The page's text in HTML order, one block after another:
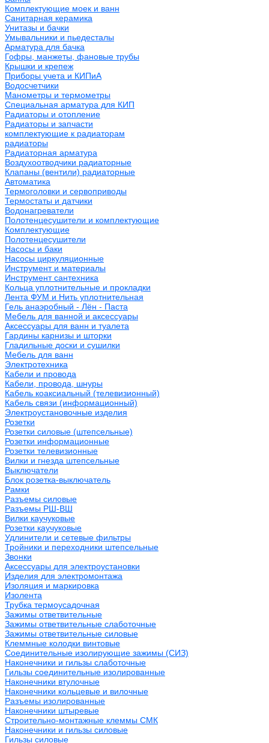
Комплектующие моек и ванн
Санитарная керамика
Унитазы и бачки
Умывальники и пьедесталы
Арматура для бачка
Гофры, манжеты, фановые трубы
Крышки и крепеж
Приборы учета и КИПиА
Водосчетчики
Манометры и термометры
Специальная арматура для КИП
Радиаторы и отопление
Радиаторы и запчасти
комплектующие к радиаторам
радиаторы
Радиаторная арматура
Воздухоотводчики радиаторные
Клапаны (вентили) радиаторные
Автоматика
Термоголовки и сервоприводы
Термостаты и датчики
Водонагреватели
Полотенцесушители и комплектующие
Комплектующие
Полотенцесушители
Насосы и баки
Насосы циркуляционные
Инструмент и материалы
Инструмент сантехника
Кольца уплотнительные и прокладки
Лента ФУМ и Нить уплотнительная
Гель анаэробный - Лён - Паста
Мебель для ванной и аксессуары
Аксессуары для ванн и туалета
Гардины карнизы и шторки
Гладильные доски и сушилки
Мебель для ванн
Электротехника
Кабели и провода
Кабели, провода, шнуры
Кабель коаксиальный (телевизионный)
Кабель связи (информационный)
Электроустановочные изделия
Розетки
Розетки силовые (штепсельные)
Розетки информационные
Розетки телевизионные
Вилки и гнезда штепсельные
Выключатели
Блок розетка-выключатель
Рамки
Разъемы силовые
Разъемы РШ-ВШ
Вилки каучуковые
Розетки каучуковые
Удлинители и сетевые фильтры
Тройники и переходники штепсельные
Звонки
Аксессуары для электроустановки
Изделия для электромонтажа
Изоляция и маркировка
Изолента
Трубка термоусадочная
Зажимы ответвительные
Зажимы ответвительные слаботочные
Зажимы ответвительные силовые
Клеммные колодки винтовые
Соединительные изолирующие зажимы (СИЗ)
Наконечники и гильзы слаботочные
Гильзы соединительные изолированные
Наконечники втулочные
Наконечники кольцевые и вилочные
Разъемы изолированные
Наконечники штыревые
Строительно-монтажные клеммы СМК
Наконечники и гильзы силовые
Гильзы силовые